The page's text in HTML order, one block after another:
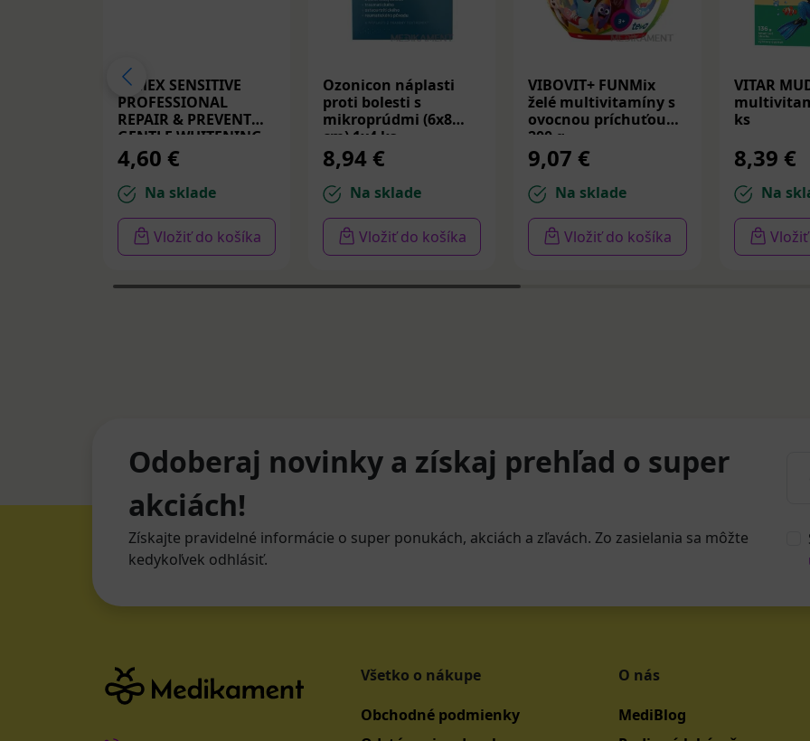
ELMEX SENSITIVE
PROFESSIONAL
REPAIR & PREVENT
GENTLE WHITENING,
zubná pasta 75 ml
4,60 €
Na sklade
Vložiť do košíka
Ozonicon náplasti
proti bolesti s
mikroprúdmi (6x8
cm) 1x4 ks
8,94 €
Na sklade
Vložiť do košíka
VIBOVIT+ FUNMix
želé multivitamíny s
ovocnou príchuťou
200 g
9,07 €
Na sklade
Vložiť do košíka
VITAR
ks
8,39 €
Na
Odoberaj novinky a získaj prehľad o super
akciách!
Získajte pravidelné informácie o super ponukách, akciách a zľavách. Zo zasielania sa môžte
kedykoľvek odhlásiť.
Všetko o nákupe
Obchodné podmienky
O nás
MediBlog